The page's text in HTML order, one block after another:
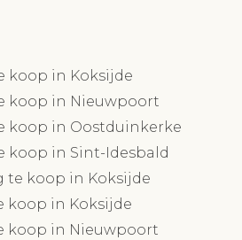
koop in Koksijde
koop in Nieuwpoort
koop in Oostduinkerke
koop in Sint-Idesbald
te koop in Koksijde
koop in Koksijde
koop in Nieuwpoort